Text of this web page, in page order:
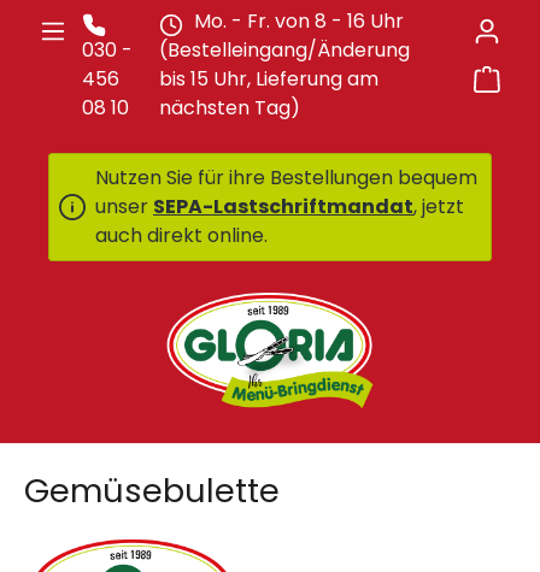
Zum Hauptinhalt springen
030 -
456
08 10
Mo. - Fr. von 8 - 16 Uhr
(Bestelleingang/Änderung
bis 15 Uhr, Lieferung am
nächsten Tag)
Nutzen Sie für ihre Bestellungen bequem
unser SEPA-Lastschriftmandat, jetzt
auch direkt online.
Gemüsebulette